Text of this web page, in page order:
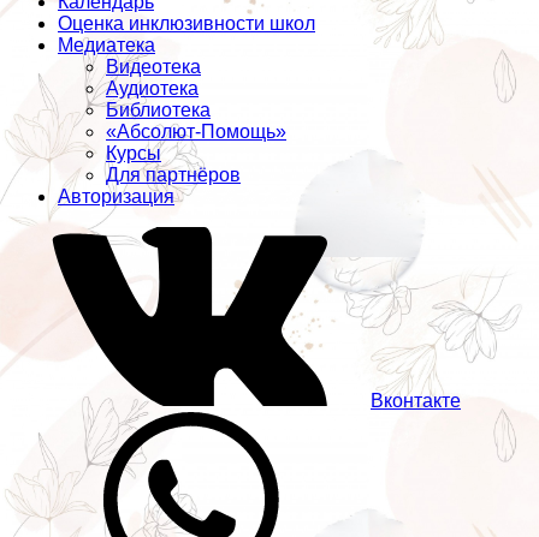
Оценка инклюзивности школ
Медиатека
Видеотека
Аудиотека
Библиотека
«Абсолют-Помощь»
Курсы
Для партнёров
Авторизация
Вконтакте